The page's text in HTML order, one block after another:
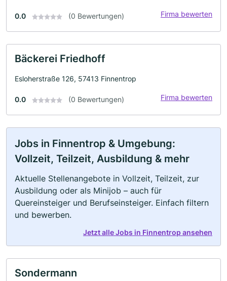
0.0 (0 Bewertungen) Firma bewerten
Bäckerei Friedhoff
Esloherstraße 126, 57413 Finnentrop
0.0 (0 Bewertungen) Firma bewerten
Jobs in Finnentrop & Umgebung:
Vollzeit, Teilzeit, Ausbildung & mehr
Aktuelle Stellenangebote in Vollzeit, Teilzeit, zur
Ausbildung oder als Minijob – auch für
Quereinsteiger und Berufseinsteiger. Einfach filtern
und bewerben.
Jetzt alle Jobs in Finnentrop ansehen
Sondermann